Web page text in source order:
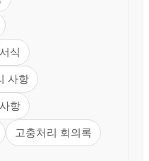
식
사항
항
고충처리 회의록